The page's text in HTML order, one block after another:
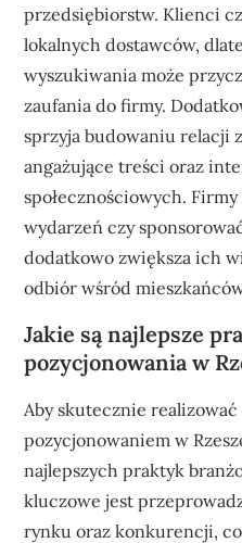
przedsiębiorstw. Klienci
lokalnych dostawców,
wyszukiwania może
zaufania do firmy.
sprzyja budowaniu relacji
angażujące treści oraz
społecznościowych.
wydarzeń czy
dodatkowo zwiększa ich
odbiór wśród
Jakie są najlepsze
pozycjonowania w
Aby skutecznie realizować
pozycjonowaniem w
najlepszych praktyk
kluczowe jest
rynku oraz konkurencji,